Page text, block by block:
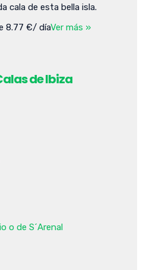
cala de esta bella isla.
8.77 €/ díaVer más »
de Ibiza
o de S´Arenal